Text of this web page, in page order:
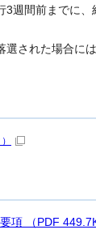
週間前までに、
された場合に
項 （PDF